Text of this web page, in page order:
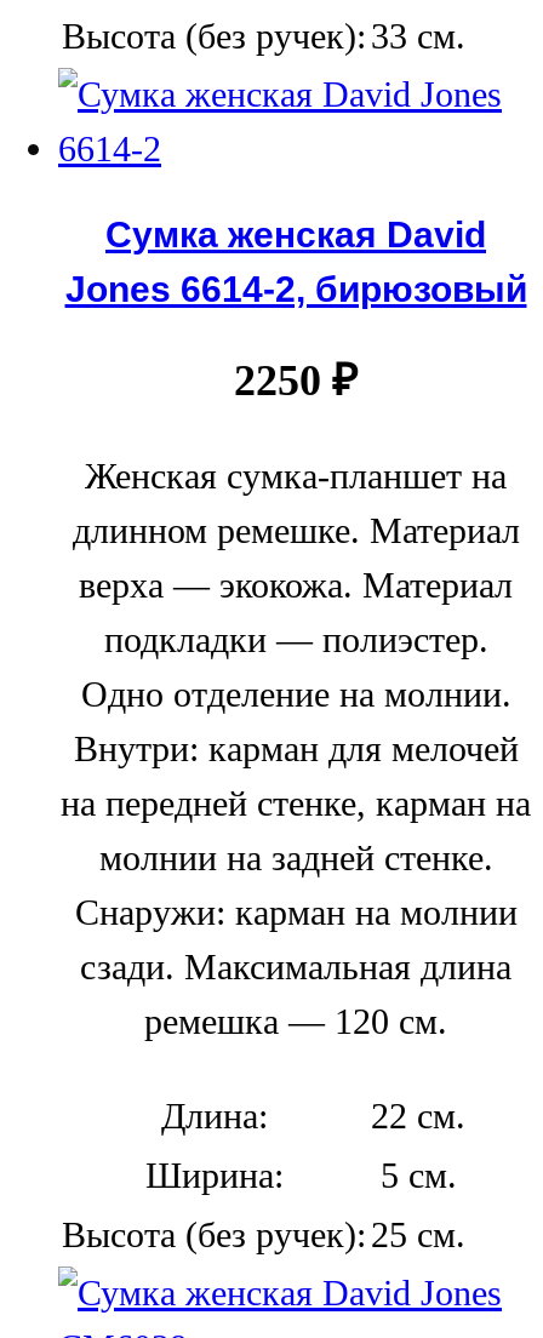
Высота (без ручек): 33 см.
Сумка женская David
Jones 6614-2, бирюзовый
2250 ₽
Женская сумка-планшет на
длинном ремешке. Материал
верха — экокожа. Материал
подкладки — полиэстер.
Одно отделение на молнии.
Внутри: карман для мелочей
на передней стенке, карман на
молнии на задней стенке.
Снаружи: карман на молнии
сзади. Максимальная длина
ремешка — 120 см.
Длина:
22 см.
Ширина:
5 см.
Высота (без ручек): 25 см.